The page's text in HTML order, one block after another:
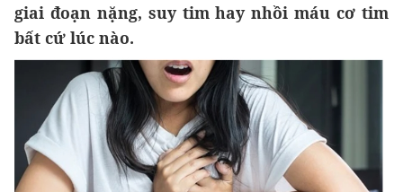
giai đoạn nặng, suy tim hay nhồi máu cơ tim
bất cứ lúc nào.